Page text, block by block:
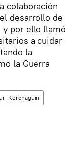
colaboración
desarrollo de
y por ello llamó
a cuidar
la
la Guerra
Korchaguin